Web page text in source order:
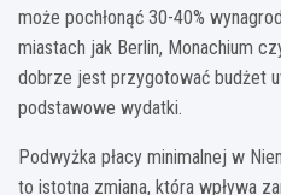
może pochłonąć 30-40%
miastach jak Berlin, Monachium
dobrze jest przygotować budżet
podstawowe wydatki.
Podwyżka płacy minimalnej w
to istotna zmiana, która wpływa